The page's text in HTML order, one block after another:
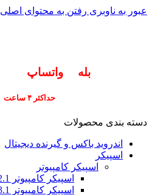
عبور به ناوبری رفتن به محتوای اصلی
بله واتساپ
حداکثر ۴ ساعت
دسته بندی محصولات
اندروید باکس و گیرنده دیجیتال
اسپیکر
اسپیکر کامپیوتر
اسپیکر کامپیوتر 2.1
اسپیکر کامپیوتر 3.1